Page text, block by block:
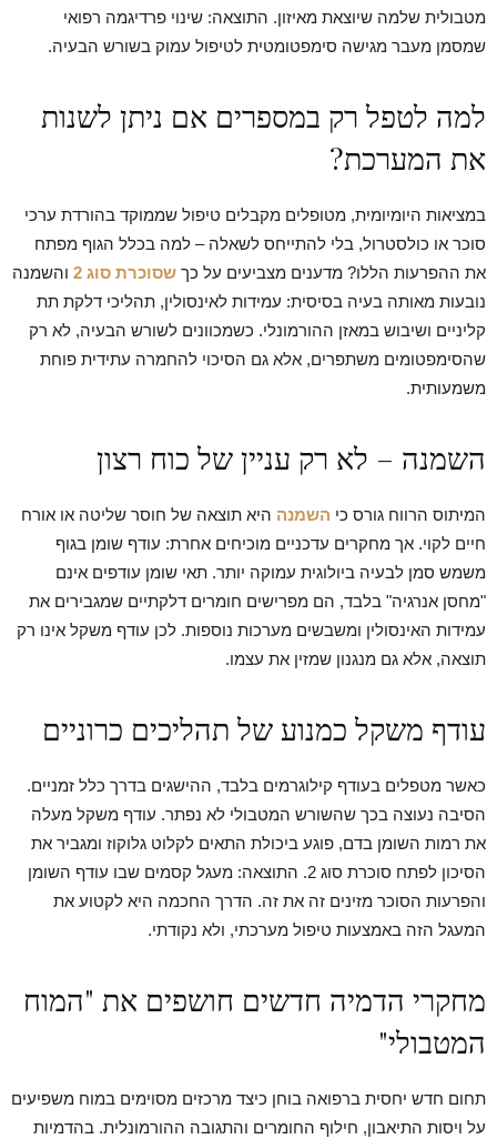
מטבולית שלמה שיוצאת מאיזון. התוצאה: שינוי פרדיגמה רפואי
שמסמן מעבר מגישה סימפטומטית לטיפול עמוק בשורש הבעיה.
למה לטפל רק במספרים אם ניתן לשנות
את המערכת?
במציאות היומיומית, מטופלים מקבלים טיפול שממוקד בהורדת ערכי
סוכר או כולסטרול, בלי להתייחס לשאלה – למה בכלל הגוף מפתח
את ההפרעות הללו? מדענים מצביעים על כך שסוכרת סוג 2
והשמנה
נובעות מאותה בעיה בסיסית: עמידות לאינסולין, תהליכי דלקת תת
קליניים ושיבוש במאזן ההורמונלי. כשמכוונים לשורש הבעיה, לא רק
שהסימפטומים משתפרים, אלא גם הסיכוי להחמרה עתידית פוחת
משמעותית.
השמנה – לא רק עניין של כוח רצון
המיתוס הרווח גורס כי השמנה היא תוצאה של חוסר שליטה או אורח
חיים לקוי. אך מחקרים עדכניים מוכיחים אחרת: עודף שומן בגוף
משמש סמן לבעיה ביולוגית עמוקה יותר. תאי שומן עודפים אינם
"מחסן אנרגיה" בלבד, הם מפרישים חומרים דלקתיים שמגבירים את
עמידות האינסולין ומשבשים מערכות נוספות. לכן עודף משקל אינו רק
תוצאה, אלא גם מנגנון שמזין את עצמו.
עודף משקל כמנוע של תהליכים כרוניים
כאשר מטפלים בעודף קילוגרמים בלבד, ההישגים בדרך כלל זמניים.
הסיבה נעוצה בכך שהשורש המטבולי לא נפתר. עודף משקל מעלה
את רמות השומן בדם, פוגע ביכולת התאים לקלוט גלוקוז ומגביר את
הסיכון לפתח סוכרת סוג 2. התוצאה: מעגל קסמים שבו עודף השומן
והפרעות הסוכר מזינים זה את זה. הדרך החכמה היא לקטוע את
המעגל הזה באמצעות טיפול מערכתי, ולא נקודתי.
מחקרי הדמיה חדשים חושפים את "המוח
המטבולי"
תחום חדש יחסית ברפואה בוחן כיצד מרכזים מסוימים במוח משפיעים
על ויסות התיאבון, חילוף החומרים והתגובה ההורמונלית. בהדמיות